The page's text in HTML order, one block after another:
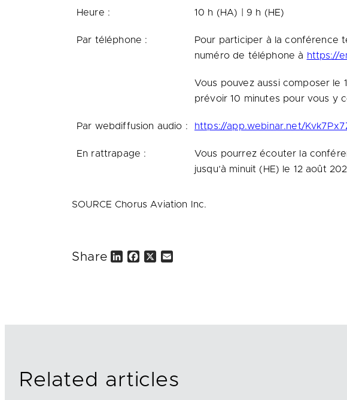
Heure : 10 h (HA) | 9 h (HE)
Par téléphone :
Pour participer à la conférence
numéro de téléphone à https://
Vous pouvez aussi composer le
prévoir 10 minutes pour vous y
Par webdiffusion audio : https://app.webinar.net/
En rattrapage :
Vous pourrez écouter la
jusqu’à minuit (HE) le 12 août
SOURCE Chorus Aviation Inc.
Share
Related articles